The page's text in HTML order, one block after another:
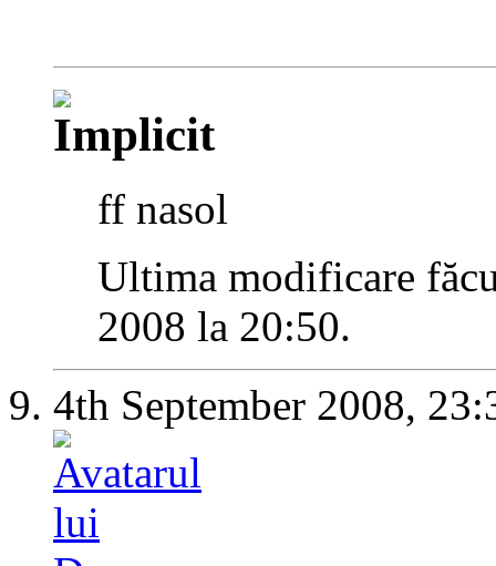
ff nasol
Ultima modificare
2008 la 20:50.
4th September 2008,